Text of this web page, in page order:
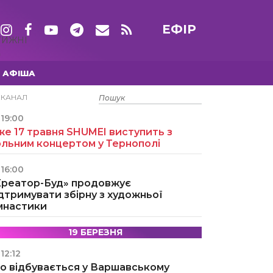
ЕФІР
АФІША
15 ТРАВНЯ
19:00
17 травня SHUMEI виступить з
концертом у Тернополі
16:00
Буд» продовжує
збірну з художньої
19 БЕРЕЗНЯ
12:12
відбувається у Варшавському